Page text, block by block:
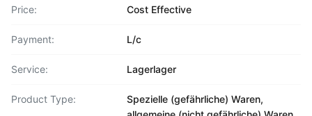
Price: Cost Effective
Payment: L/c
Service: Lagerlager
Product Type:
Spezielle (gefährliche) Waren,